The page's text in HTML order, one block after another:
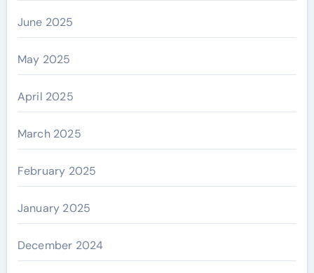
June 2025
May 2025
April 2025
March 2025
February 2025
January 2025
December 2024